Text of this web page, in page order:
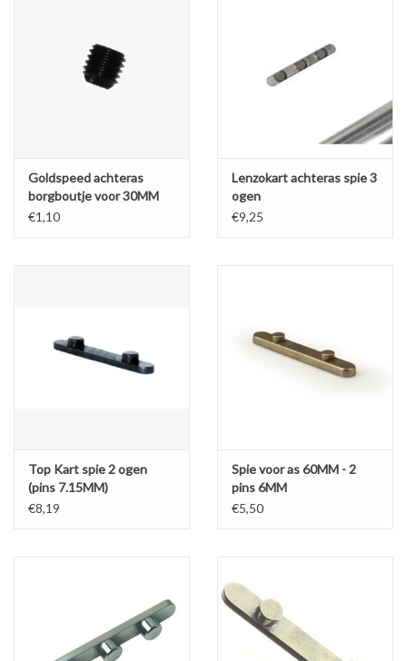
Goldspeed achteras
borgboutje voor 30MM
lagers M6x1
€1,10
Lenzokart achteras spie 3
ogen
€9,25
Top Kart spie 2 ogen
(pins 7.15MM)
€8,19
Spie voor as 60MM - 2
pins 6MM
€5,50